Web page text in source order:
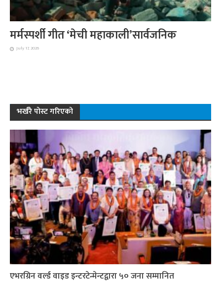
मर्मस्पर्शी गीत ‘मेची महाकाली’सार्वजनिक
July 17, 2026
भर्खरै पोस्ट गरिएको
एभरग्रिन वर्ल्ड वाइड इन्टरटेन्मेन्टद्वारा ५० जना सम्मानित